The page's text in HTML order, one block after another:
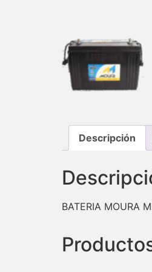
Descripción
BATERIA MOURA